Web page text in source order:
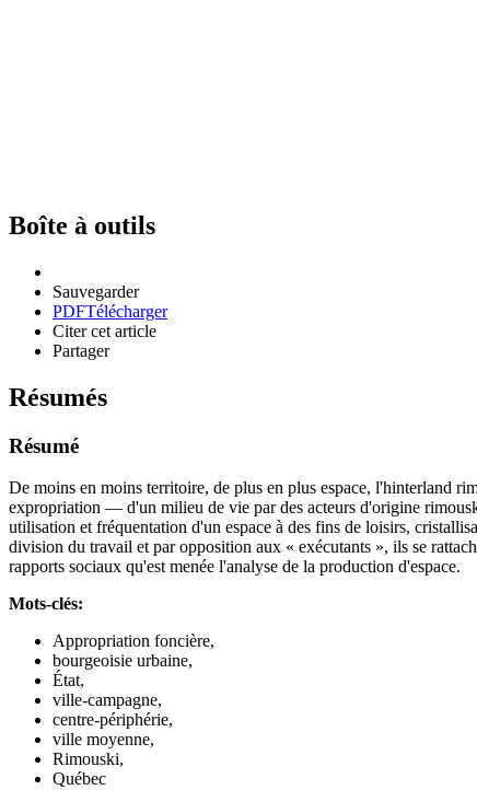
Boîte à outils
Sauvegarder
PDFTélécharger
Citer cet article
Partager
Résumés
Résumé
De moins en moins territoire, de plus en plus espace, l'hinterland
expropriation — d'un milieu de vie par des acteurs d'origine
utilisation et fréquentation d'un espace à des fins de loisirs,
division du travail et par opposition aux « exécutants », ils se
rapports sociaux qu'est menée l'analyse de la production d'espace.
Mots-clés:
Appropriation foncière,
bourgeoisie urbaine,
État,
ville-campagne,
centre-périphérie,
ville moyenne,
Rimouski,
Québec